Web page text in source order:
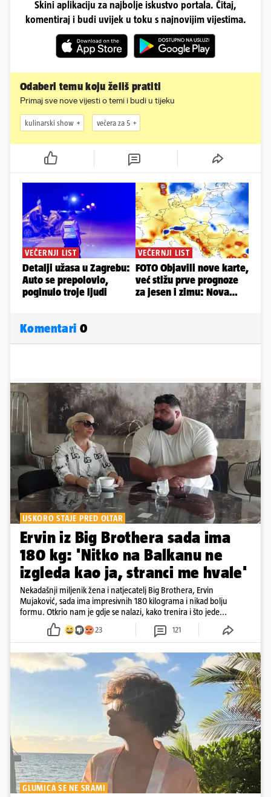
Skini aplikaciju za najbolje iskustvo portala. Čitaj,
komentiraj i budi uvijek u toku s najnovijim vijestima.
Odaberi temu koju želiš pratiti
Primaj sve nove vijesti o temi i budi u tijeku
kulinarski show večera za 5
Komentari 0
USKORO STAJE PRED OLTAR
Ervin iz Big Brothera sada ima
180 kg: 'Nitko na Balkanu ne
izgleda kao ja, stranci me hvale'
Nekadašnji miljenik žena i natjecatelj Big Brothera, Ervin
Mujaković, sada ima impresivnih 180 kilograma i nikad bolju
formu. Otkrio nam je gdje se nalazi, kako trenira i što jede...
23 121
GLUMICA SE NE SRAMI